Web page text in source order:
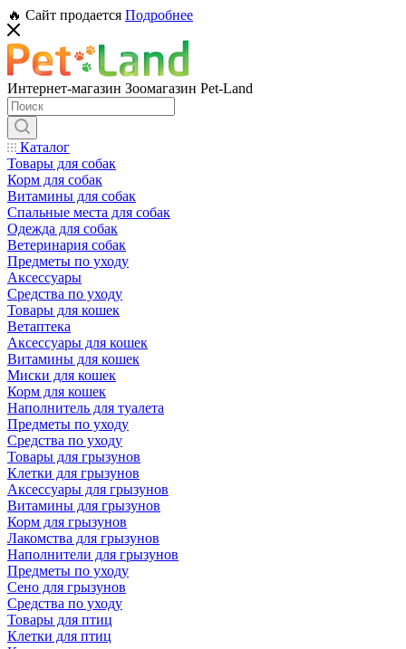
🔥 Сайт продается Подробнее
Интернет-магазин Зоомагазин Pet-Land
Каталог
Товары для собак
Корм для собак
Витамины для собак
Спальные места для собак
Одежда для собак
Ветеринария собак
Предметы по уходу
Аксессуары
Средства по уходу
Товары для кошек
Ветаптека
Аксессуары для кошек
Витамины для кошек
Миски для кошек
Корм для кошек
Наполнитель для туалета
Предметы по уходу
Средства по уходу
Товары для грызунов
Клетки для грызунов
Аксессуары для грызунов
Витамины для грызунов
Корм для грызунов
Лакомства для грызунов
Наполнители для грызунов
Предметы по уходу
Сено для грызунов
Средства по уходу
Товары для птиц
Клетки для птиц